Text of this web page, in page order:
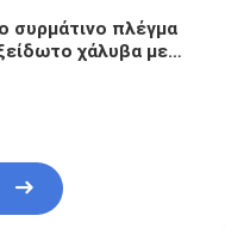
συρμάτινο πλέγμα
χάλυβα με